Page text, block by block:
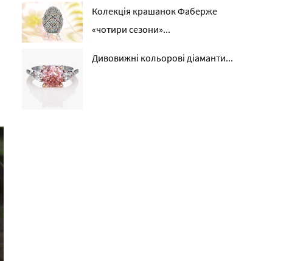
Колекція крашанок Фаберже
«чотири сезони»...
Дивовижні кольорові діаманти...